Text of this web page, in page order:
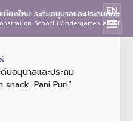
ชียงใหม่ ระดับอนุบาลและประถมศึกษา
School (Kindergarten and
EN
บอนุบาลและประถม
Pani Puri”